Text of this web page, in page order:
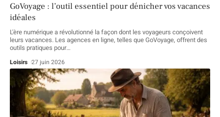
GoVoyage : l’outil essentiel pour dénicher vos vacances
idéales
L'ère numérique a révolutionné la façon dont les voyageurs conçoivent
leurs vacances. Les agences en ligne, telles que GoVoyage, offrent des
outils pratiques pour…
Loisirs 27 juin 2026